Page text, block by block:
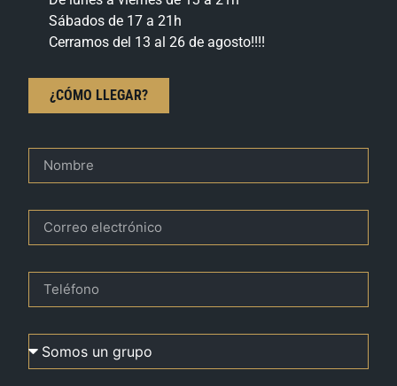
Sábados de 17 a 21h
Cerramos del 13 al 26 de agosto!!!!
¿CÓMO LLEGAR?